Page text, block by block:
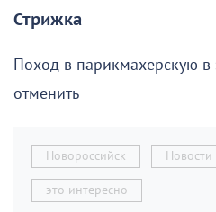
Стрижка
Поход в парикмахерскую в
отменить
Новороссийск
это интересно